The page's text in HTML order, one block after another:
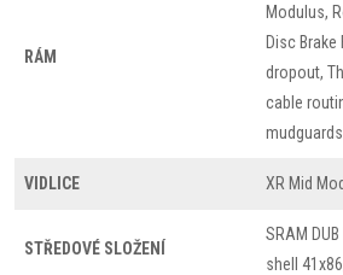
RÁM
Modulus,
Disc Brake
dropout,
cable
mudguards
VIDLICE XR Mid
STŘEDOVÉ SLOŽENÍ
SRAM
shell